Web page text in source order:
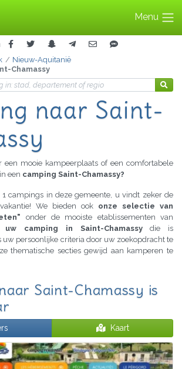
Menu
Nieuw-Aquitanië
Chamassy
naar Saint-
een mooie kampeerplaats of een comfortabele
een camping Saint-Chamassy?
campings in deze gemeente, u vindt zeker de
We bieden ook onze selectie van
onder de mooiste etablissementen van
uw camping in Saint-Chamassydie is
uw persoonlijke criteria door uw zoekopdracht te
thematische secties gewijd aan kamperen te
Saint-Chamassy is
Kaart